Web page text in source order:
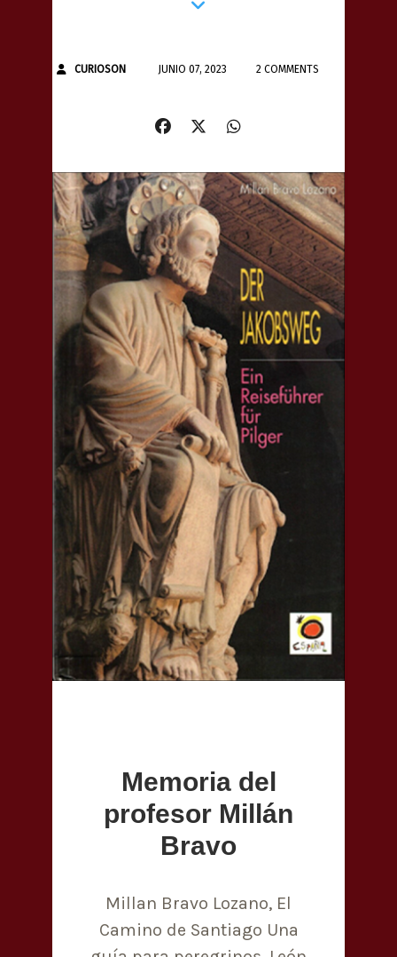
CURIOSON JUNIO 07, 2023 2 COMMENTS
Memoria del
profesor Millán
Bravo
Millan Bravo Lozano, El
Camino de Santiago Una